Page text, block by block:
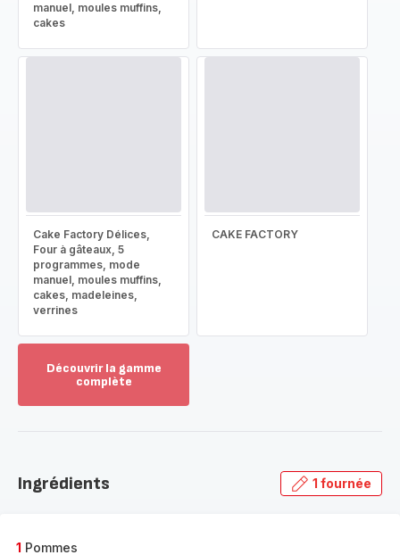
manuel, moules muffins,
cakes
Cake Factory Délices,
Four à gâteaux, 5
programmes, mode
manuel, moules muffins,
cakes, madeleines,
verrines
CAKE FACTORY
Découvrir la gamme
complète
gamme
Ingrédients 1 fournée
1 Pommes